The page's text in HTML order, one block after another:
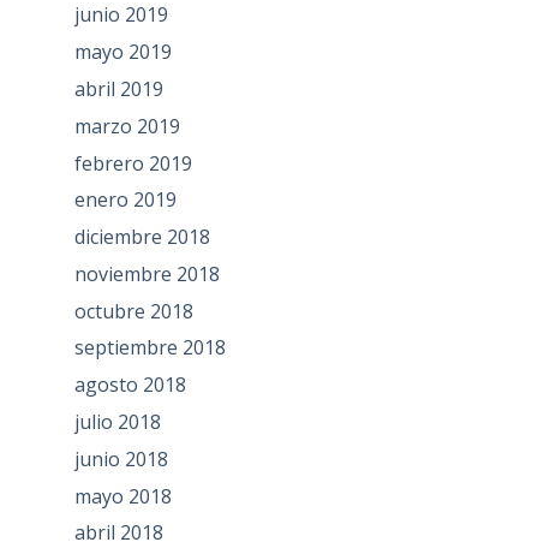
junio 2019
mayo 2019
abril 2019
marzo 2019
febrero 2019
enero 2019
diciembre 2018
noviembre 2018
octubre 2018
septiembre 2018
agosto 2018
julio 2018
junio 2018
mayo 2018
abril 2018